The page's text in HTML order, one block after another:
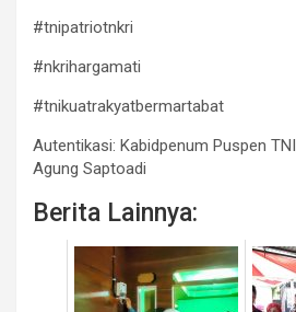
#tnipatriotnkri
#nkrihargamati
#tnikuatrakyatbermartabat
Autentikasi: Kabidpenum Puspen
Agung Saptoadi
Berita Lainnya: